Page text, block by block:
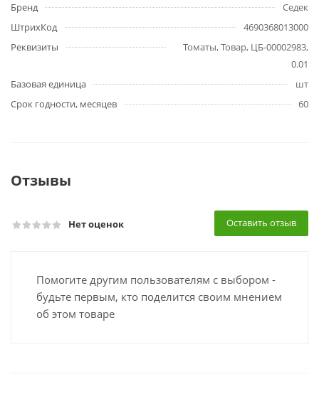
Бренд
Седек
ШтрихКод
4690368013000
Реквизиты
Томаты, Товар, ЦБ-00002983,
0.01
Базовая единица
шт
Срок годности, месяцев
60
Отзывы
Нет оценок Оставить отзыв
Помогите другим пользователям с выбором -
будьте первым, кто поделится своим мнением
об этом товаре